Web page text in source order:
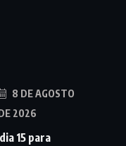
8 DE AGOSTO
2026
15 para